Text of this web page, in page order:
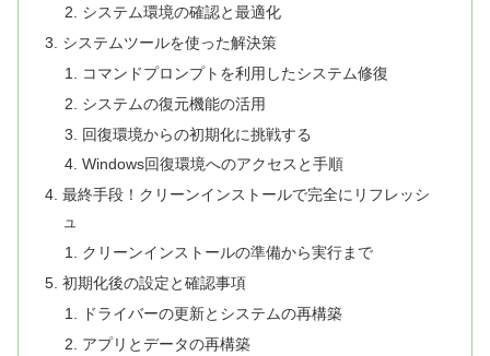
システム環境の確認と最適化
システムツールを使った解決策
コマンドプロンプトを利用したシステム修復
システムの復元機能の活用
回復環境からの初期化に挑戦する
Windows回復環境へのアクセスと手順
最終手段！クリーンインストールで完全にリフレッシ
ュ
クリーンインストールの準備から実行まで
初期化後の設定と確認事項
ドライバーの更新とシステムの再構築
アプリとデータの再構築